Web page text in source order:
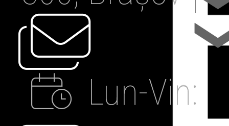
Lun-Vin: